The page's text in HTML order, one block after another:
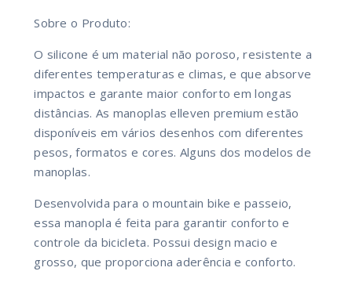
Sobre o Produto:
O silicone é um material não poroso, resistente a
diferentes temperaturas e climas, e que absorve
impactos e garante maior conforto em longas
distâncias. As manoplas elleven premium estão
disponíveis em vários desenhos com diferentes
pesos, formatos e cores. Alguns dos modelos de
manoplas.
Desenvolvida para o mountain bike e passeio,
essa manopla é feita para garantir conforto e
controle da bicicleta. Possui design macio e
grosso, que proporciona aderência e conforto.